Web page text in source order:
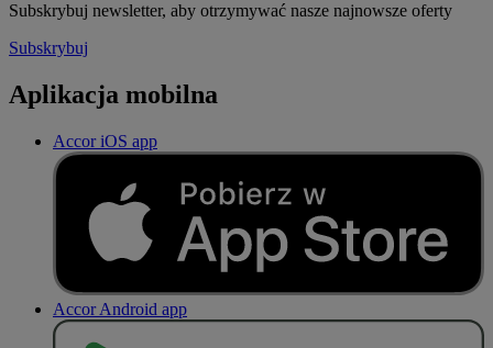
Subskrybuj newsletter, aby otrzymywać nasze najnowsze oferty
Subskrybuj
Aplikacja mobilna
Accor iOS app
Accor Android app